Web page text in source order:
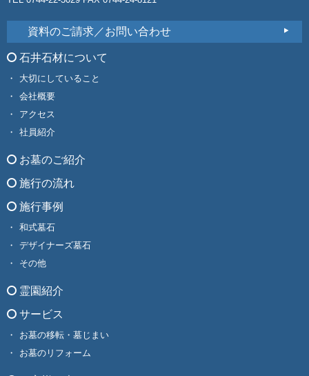
資料のご請求／お問い合わせ
石井石材について
大切にしていること
会社概要
アクセス
社員紹介
お墓のご紹介
施行の流れ
施行事例
和式墓石
デザイナーズ墓石
その他
霊園紹介
サービス
お墓の移転・墓じまい
お墓のリフォーム